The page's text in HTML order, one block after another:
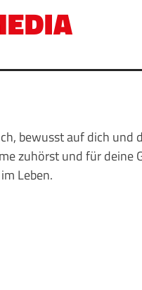
bewusst auf dich und
zuhörst und für deine
Leben.